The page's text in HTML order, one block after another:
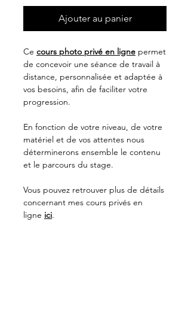
Ajouter au panier
Ce cours photo privé en ligne permet
de concevoir une séance de travail à
distance, personnalisée et adaptée à
vos besoins, afin de faciliter votre
progression.
En fonction de votre niveau, de votre
matériel et de vos attentes nous
déterminerons ensemble le contenu
et le parcours du stage.
Vous pouvez retrouver plus de détails
concernant mes cours privés en
ligne ici.